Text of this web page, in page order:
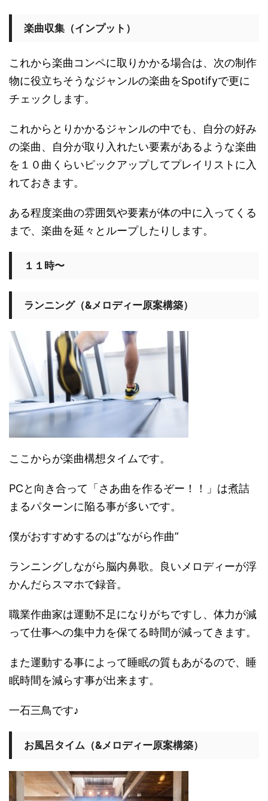
楽曲収集（インプット）
これから楽曲コンペに取りかかる場合は、次の制作
物に役立ちそうなジャンルの楽曲をSpotifyで更に
チェックします。
これからとりかかるジャンルの中でも、自分の好み
の楽曲、自分が取り入れたい要素があるような楽曲
を１０曲くらいピックアップしてプレイリストに入
れておきます。
ある程度楽曲の雰囲気や要素が体の中に入ってくる
まで、楽曲を延々とループしたりします。
１１時〜
ランニング（&メロディー原案構築）
ここからが楽曲構想タイムです。
PCと向き合って「さあ曲を作るぞー！！」は煮詰
まるパターンに陥る事が多いです。
僕がおすすめするのは“ながら作曲”
ランニングしながら脳内鼻歌。良いメロディーが浮
かんだらスマホで録音。
職業作曲家は運動不足になりがちですし、体力が減
って仕事への集中力を保てる時間が減ってきます。
また運動する事によって睡眠の質もあがるので、睡
眠時間を減らす事が出来ます。
一石三鳥です♪
お風呂タイム（&メロディー原案構築）